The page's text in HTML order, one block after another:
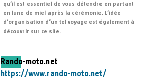
qu’il est essentiel de vous détendre en partant
en lune de miel après la cérémonie. L’idée
d’organisation d’un tel voyage est également à
découvrir sur ce site.
Rando-moto.net
https://www.rando-moto.net/